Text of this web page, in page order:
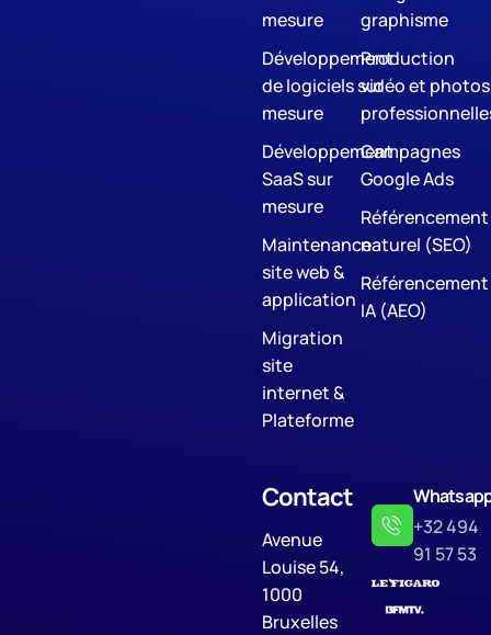
mesure
Développement
de logiciels sur
mesure
Développement
SaaS sur
mesure
Maintenance
site web &
application
Migration
site
internet &
Plateforme
graphisme
Production
vidéo et photos
Campagnes
Google Ads
Référencement
naturel (SEO)
Référencement
IA (AEO)
Contact
Avenue
Louise 54,
1000
Bruxelles
+32 494
91 57 53